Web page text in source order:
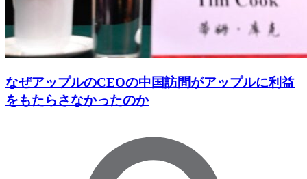
なぜアップルのCEOの中国訪問がアップルに利益
をもたらさなかったのか